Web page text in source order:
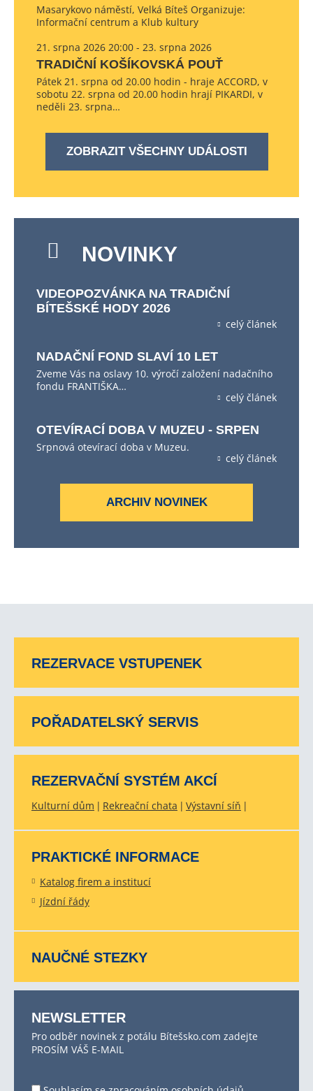
Masarykovo náměstí, Velká Bíteš Organizuje:
Informační centrum a Klub kultury
21. srpna 2026 20:00 - 23. srpna 2026
TRADIČNÍ KOŠÍKOVSKÁ POUŤ
Pátek 21. srpna od 20.00 hodin - hraje ACCORD, v
sobotu 22. srpna od 20.00 hodin hrají PIKARDI, v
neděli 23. srpna…
ZOBRAZIT VŠECHNY UDÁLOSTI
NOVINKY
VIDEOPOZVÁNKA NA TRADIČNÍ
BÍTEŠSKÉ HODY 2026
celý článek
NADAČNÍ FOND SLAVÍ 10 LET
Zveme Vás na oslavy 10. výročí založení nadačního
fondu FRANTIŠKA…
celý článek
OTEVÍRACÍ DOBA V MUZEU - SRPEN
Srpnová otevírací doba v Muzeu.
celý článek
ARCHIV NOVINEK
REZERVACE VSTUPENEK
POŘADATELSKÝ SERVIS
REZERVAČNÍ SYSTÉM AKCÍ
Kulturní dům Rekreační chata Výstavní síň
PRAKTICKÉ INFORMACE
Katalog firem a institucí
Jízdní řády
NAUČNÉ STEZKY
NEWSLETTER
Pro odběr novinek z potálu Bítešsko.com zadejte
PROSÍM VÁŠ E-MAIL